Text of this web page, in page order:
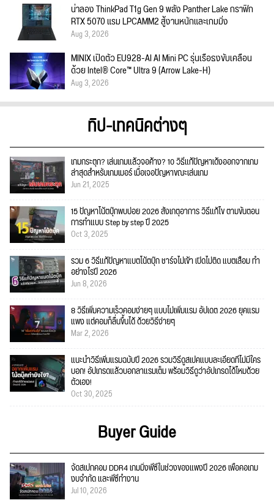
น่าลอง ThinkPad T1g Gen 9 พลัง Panther Lake กราฟิก
RTX 5070 แรม LPCAMM2 สู้งานหนักและเกมมิ่ง
Aug 3, 2026
MINIX เปิดตัว EU928-AI AI Mini PC รุ่นเรือธงขับเคลื่อน
ด้วย Intel® Core™ Ultra 9 (Arrow Lake-H)
Aug 3, 2026
ทิป-เทคนิคต่างๆ
เกมกระตุก? เล่นเกมแล้วจอค้าง? 10 วิธีแก้ปัญหาเด้งออกจากเกม
ล่าสุดสำหรับเกมเมอร์ เมื่อเจอปัญหาขณะเล่นเกม
Jun 21, 2025
15 ปัญหาโน้ตบุ๊กพบบ่อย 2026 สังเกตุอาการ วิธีแก้ไข ตามขั้นตอน
การทำแบบ Step by step ปี 2025
Oct 3, 2025
รวม 6 วิธีแก้ปัญหาแบตโน้ตบุ๊ก ชาร์จไม่เข้า เปิดไม่ติด แบตเสื่อม ทำ
อย่างไรปี 2026
Jun 8, 2026
8 วิธีเพิ่มความเร็วคอมง่ายๆ แบบไม่เพิ่มแรม อัปเดต 2026 ยุคแรม
แพง แต่คอมก็ลื่นขึ้นได้ ด้วยวิธีง่ายๆ
Mar 2, 2026
แนะนำวิธีเพิ่มแรมฉบับปี 2026 รวมวิธีดูสเปคแบบละเอียดที่ไม่มีใคร
บอก! อัปเกรดแล้วบอกลาแรมเต็ม พร้อมวิธีดูว่าอัปเกรดได้ไหมด้วย
ตัวเอง!
Oct 30, 2025
Buyer Guide
จัดสเปกคอม DDR4 เกมมิ่งพีซีในช่วงของแพงปี 2026 เพื่อคอเกม
งบจำกัด และพีซีทำงาน
Jul 10, 2026